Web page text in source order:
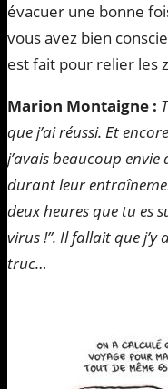
évacuer une bonne
vous avez bien
est fait pour relier les
Marion Montaigne :
que j’ai réussi. Et
j’avais beaucoup
durant leur
deux heures que tu es
virus !”. Il fallait que
truc…